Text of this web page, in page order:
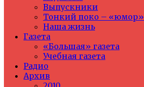
Выпускники
Тонкий поко – «юмор»
Наша жизнь
Газета
«Большая» газета
Учебная газета
Радио
Архив